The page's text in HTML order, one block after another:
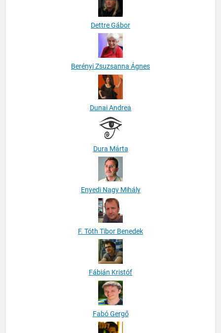
Dettre Gábor
Berényi Zsuzsanna Ágnes
Dunai Andrea
Dura Márta
Enyedi Nagy Mihály
F. Tóth Tibor Benedek
Fábián Kristóf
Fabó Gergő